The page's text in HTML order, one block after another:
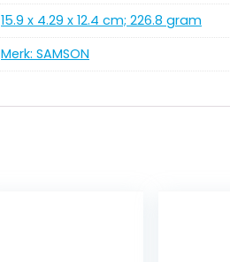
‎15.9 x 4.29 x 12.4 cm; 226.8 gram
Merk: SAMSON